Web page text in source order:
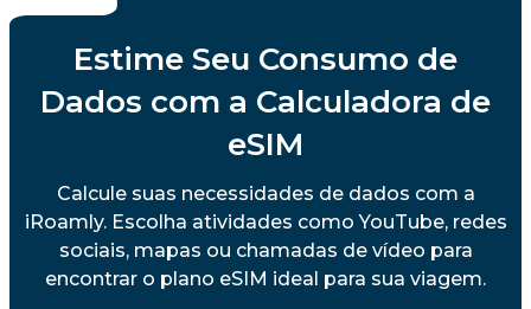
Estime Seu Consumo de
Dados com a Calculadora de
eSIM
Calcule suas necessidades de dados com a
iRoamly. Escolha atividades como YouTube, redes
sociais, mapas ou chamadas de vídeo para
encontrar o plano eSIM ideal para sua viagem.